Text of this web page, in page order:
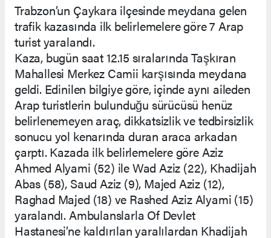
Trabzon’un Çaykara ilçesinde meydana gelen
trafik kazasında ilk belirlemelere göre 7 Arap
turist yaralandı.
Kaza, bugün saat 12.15 sıralarında Taşkıran
Mahallesi Merkez Camii karşısında meydana
geldi. Edinilen bilgiye göre, içinde aynı aileden
Arap turistlerin bulunduğu sürücüsü henüz
belirlenemeyen araç, dikkatsizlik ve tedbirsizlik
sonucu yol kenarında duran araca arkadan
çarptı. Kazada ilk belirlemelere göre Aziz
Ahmed Alyami (52) ile Wad Aziz (22), Khadijah
Abas (58), Saud Aziz (9), Majed Aziz (12),
Raghad Majed (18) ve Rashed Aziz Alyami (15)
yaralandı. Ambulanslarla Of Devlet
Hastanesi’ne kaldırılan yaralılardan Khadijah